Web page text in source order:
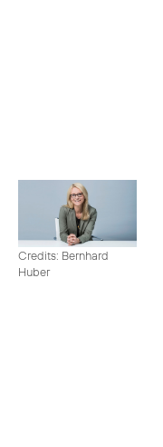
Credits: Bernhard
Huber